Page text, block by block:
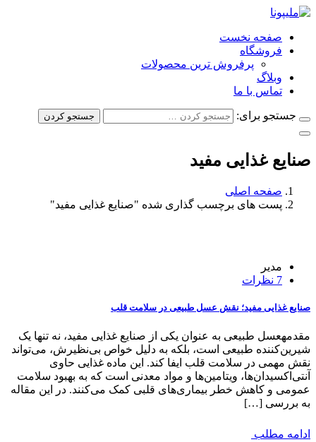
صفحه نخست
فروشگاه
پرفروش ترین محصولات
وبلاگ
تماس با ما
جستجو برای: جستجو کردن
صنایع غذایی مفید
صفحه اصلی
پست های برچسب گذاری شده "صنایع غذایی مفید"
مدیر
7 نظرات
صنایع غذایی مفید؛ نقش عسل طبیعی در سلامت قلب
مقدمهعسل طبیعی به عنوان یکی از صنایع غذایی مفید، نه تنها یک
شیرین‌کننده طبیعی است، بلکه به دلیل خواص بی‌نظیرش، می‌تواند
نقش مهمی در سلامت قلب ایفا کند. این ماده غذایی حاوی
آنتی‌اکسیدان‌ها، ویتامین‌ها و مواد معدنی است که به بهبود سلامت
عمومی و کاهش خطر بیماری‌های قلبی کمک می‌کنند. در این مقاله
به بررسی […]
ادامه مطلب